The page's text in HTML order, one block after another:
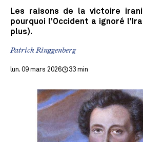
Les raisons de la victoire
pourquoi l'Occident a ignoré
plus).
Patrick Ringgenberg
lun. 09 mars 2026 33 min